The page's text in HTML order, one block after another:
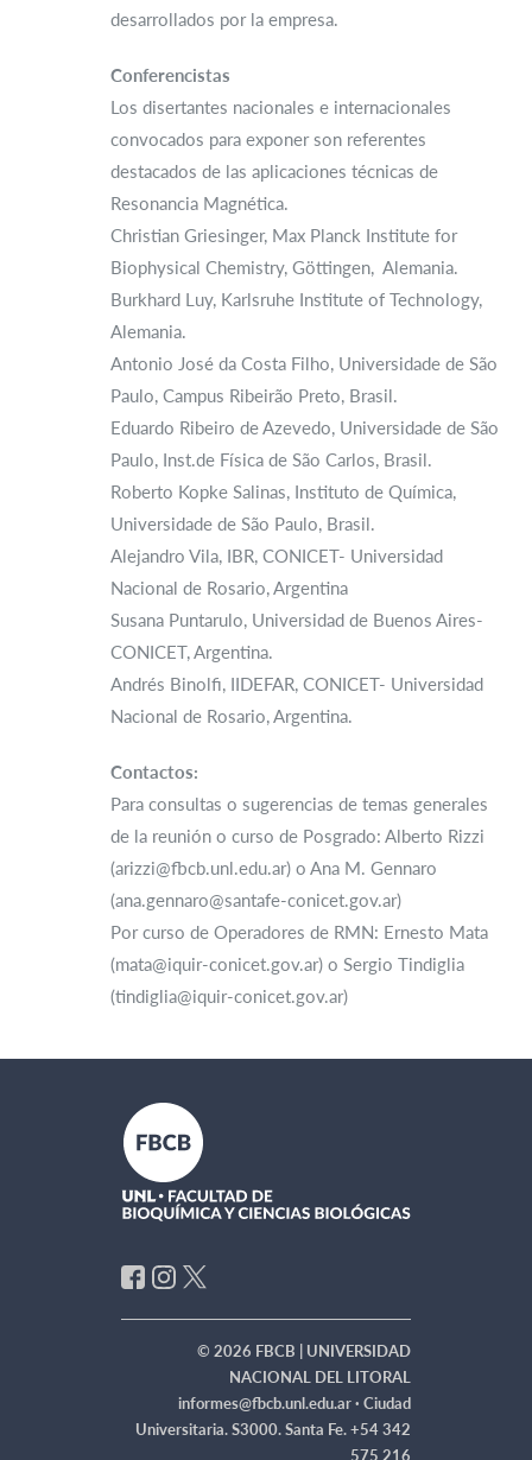
desarrollados por la empresa.
Conferencistas
Los disertantes nacionales e internacionales
convocados para exponer son referentes
destacados de las aplicaciones técnicas de
Resonancia Magnética.
Christian Griesinger, Max Planck Institute for
Biophysical Chemistry, Göttingen, Alemania.
Burkhard Luy, Karlsruhe Institute of Technology,
Alemania.
Antonio José da Costa Filho, Universidade de São
Paulo, Campus Ribeirão Preto, Brasil.
Eduardo Ribeiro de Azevedo, Universidade de São
Paulo, Inst.de Física de São Carlos, Brasil.
Roberto Kopke Salinas, Instituto de Química,
Universidade de São Paulo, Brasil.
Alejandro Vila, IBR, CONICET- Universidad
Nacional de Rosario, Argentina
Susana Puntarulo, Universidad de Buenos Aires-
CONICET, Argentina.
Andrés Binolfi, IIDEFAR, CONICET- Universidad
Nacional de Rosario, Argentina.
Contactos:
Para consultas o sugerencias de temas generales
de la reunión o curso de Posgrado: Alberto Rizzi
(arizzi@fbcb.unl.edu.ar) o Ana M. Gennaro
(ana.gennaro@santafe-conicet.gov.ar)
Por curso de Operadores de RMN: Ernesto Mata
(mata@iquir-conicet.gov.ar) o Sergio Tindiglia
(tindiglia@iquir-conicet.gov.ar)
© 2026 FBCB | UNIVERSIDAD
NACIONAL DEL LITORAL
informes@fbcb.unl.edu.ar ·Ciudad
Universitaria. S3000. Santa Fe. +54 342
575 216